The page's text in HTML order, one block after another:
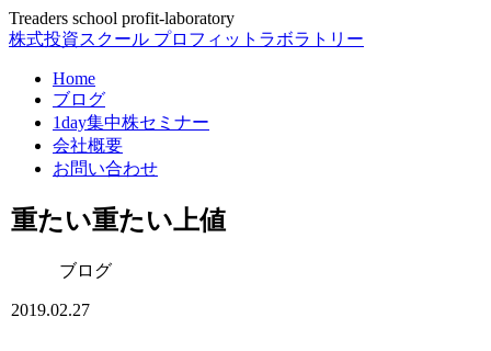
Treaders school profit-laboratory
株式投資スクール プロフィットラボラトリー
Home
ブログ
1day集中株セミナー
会社概要
お問い合わせ
重たい重たい上値
ブログ
2019.02.27